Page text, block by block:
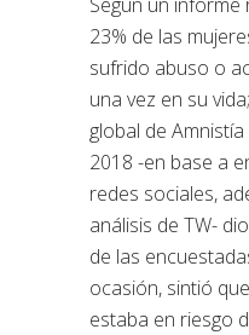
23% de las
sufrido abuso o
una vez en su
global de
2018 -en base a
redes sociales,
análisis de TW-
de las
ocasión, sintió
estaba en riesgo